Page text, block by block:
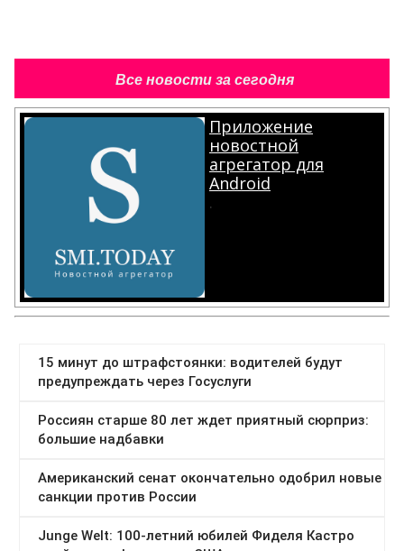
Все новости за сегодня
Приложение
новостной
агрегатор для
Android
.